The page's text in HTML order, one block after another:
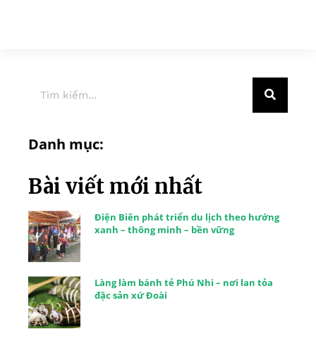
Danh mục:
Bài viết mới nhất
Điện Biên phát triển du lịch theo hướng
xanh – thông minh – bền vững
Làng làm bánh tẻ Phú Nhi – nơi lan tỏa
đặc sản xứ Đoài